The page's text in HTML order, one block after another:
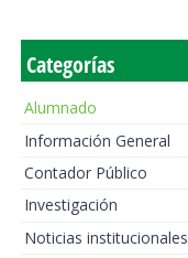
Categorías
Alumnado
Información General
Contador Público
Investigación
Noticias institucionales